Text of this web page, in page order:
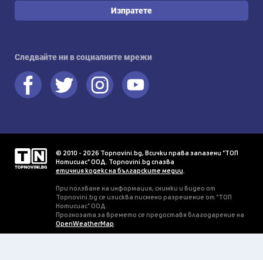
Изпратете
Следвайте ни в социалните мрежи
© 2010 - 2026 Topnovini.bg, Всички права запазени "ТОП
Нотисиас" ООД. Topnovini.bg спазва
етичния кодекс на българските медии
При ползване на информация, снимки и видео от
Topnovini.bg се изисква писмено разрешение от "ТОП
Нотисиас" ООД.
Прогнозата за времето се предоставя благодарение на
OpenWeatherMap